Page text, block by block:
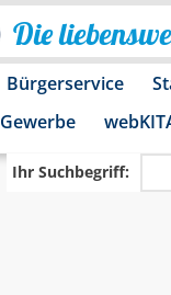
Die
Bürgerservice
Ihr Suchbegriff: